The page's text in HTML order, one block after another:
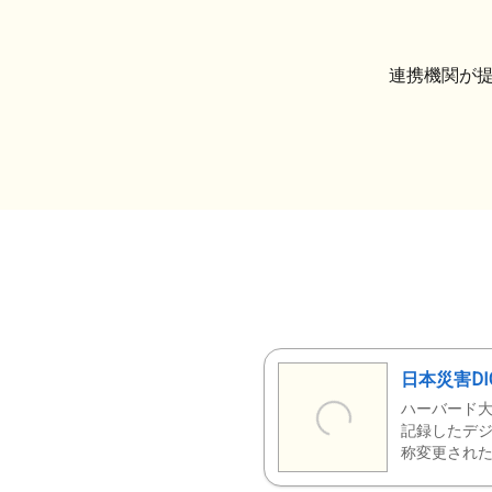
連携機関が
日本災害
ハーバード
記録したデ
称変更された